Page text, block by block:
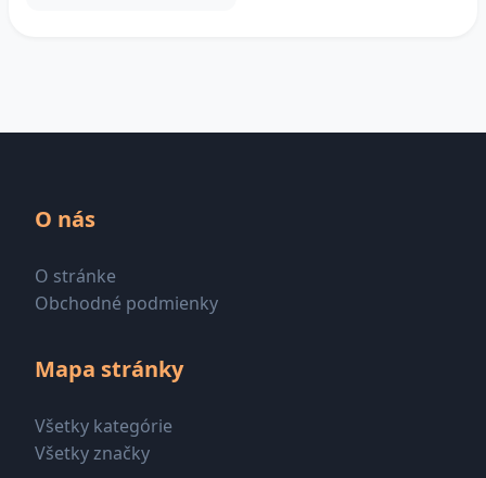
O nás
O stránke
Obchodné podmienky
Mapa stránky
Všetky kategórie
Všetky značky